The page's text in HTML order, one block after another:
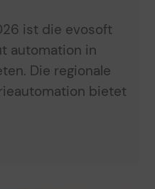
ist die evosoft
automation in
Die regionale
bietet